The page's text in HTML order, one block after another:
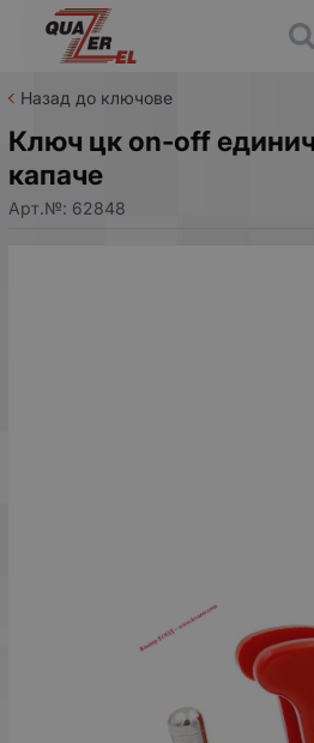
Назад до ключове
Ключ цк on-off
капаче
Арт.№: 62848